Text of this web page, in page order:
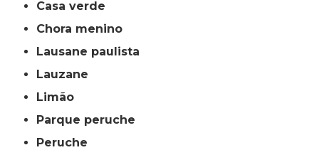
casa verde
chora menino
lausane paulista
lauzane
limão
parque peruche
peruche